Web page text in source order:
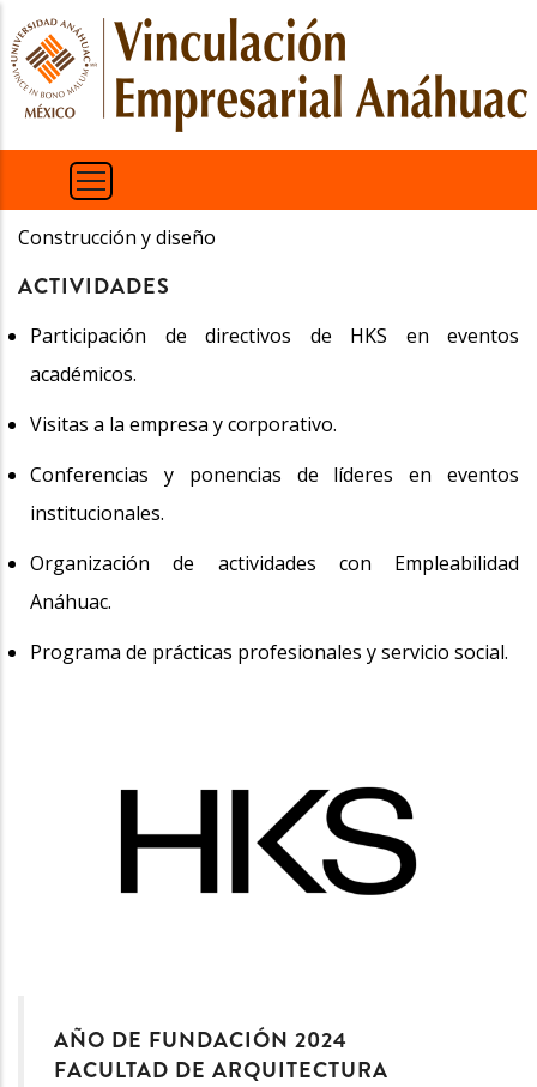
Pasar
al
contenido
principal
Construcción y diseño
ACTIVIDADES
Participación de directivos de HKS en eventos
académicos.
Visitas a la empresa y corporativo.
Conferencias y ponencias de líderes en eventos
institucionales.
Organización de actividades con Empleabilidad
Anáhuac.
Programa de prácticas profesionales y servicio social.
AÑO DE FUNDACIÓN 2024
FACULTAD DE ARQUITECTURA